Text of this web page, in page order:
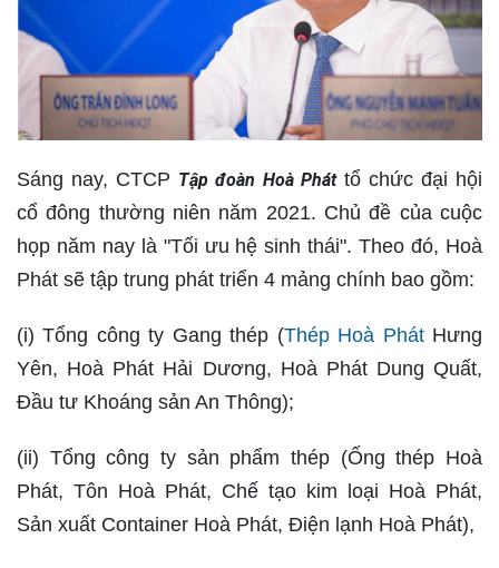
Sáng nay, CTCP Tập đoàn Hoà Pháttổ chức đại hội
cổ đông thường niên năm 2021. Chủ đề của cuộc
họp năm nay là "Tối ưu hệ sinh thái". Theo đó, Hoà
Phát sẽ tập trung phát triển 4 mảng chính bao gồm:
(i) Tổng công ty Gang thép (Thép Hoà PhátHưng
Yên, Hoà Phát Hải Dương, Hoà Phát Dung Quất,
Đầu tư Khoáng sản An Thông);
(ii) Tổng công ty sản phẩm thép (Ống thép Hoà
Phát, Tôn Hoà Phát, Chế tạo kim loại Hoà Phát,
Sản xuất Container Hoà Phát, Điện lạnh Hoà Phát),